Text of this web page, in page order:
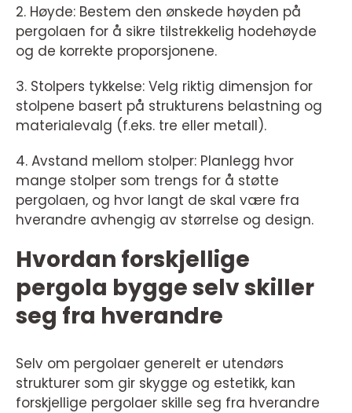
2. Høyde: Bestem den ønskede høyden på
pergolaen for å sikre tilstrekkelig hodehøyde
og de korrekte proporsjonene.
3. Stolpers tykkelse: Velg riktig dimensjon for
stolpene basert på strukturens belastning og
materialevalg (f.eks. tre eller metall).
4. Avstand mellom stolper: Planlegg hvor
mange stolper som trengs for å støtte
pergolaen, og hvor langt de skal være fra
hverandre avhengig av størrelse og design.
Hvordan forskjellige
pergola bygge selv skiller
seg fra hverandre
Selv om pergolaer generelt er utendørs
strukturer som gir skygge og estetikk, kan
forskjellige pergolaer skille seg fra hverandre